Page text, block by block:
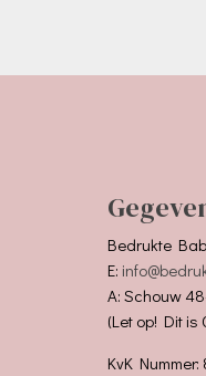
Bedrukte
E:
A: Schouw
(Let op! Dit is
KvK